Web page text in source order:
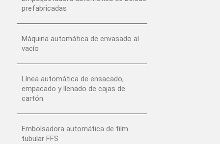
prefabricadas
Máquina automática de envasado al
vacío
Línea automática de ensacado,
empacado y llenado de cajas de
cartón
Embolsadora automática de film
tubular FFS